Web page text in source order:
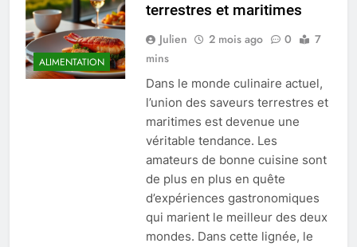
ALIMENTATION
terrestres et maritimes
Julien 2 mois ago 0
7
mins
Dans le monde culinaire actuel,
l’union des saveurs terrestres et
maritimes est devenue une
véritable tendance. Les
amateurs de bonne cuisine sont
de plus en plus en quête
d’expériences gastronomiques
qui marient le meilleur des deux
mondes. Dans cette lignée, le